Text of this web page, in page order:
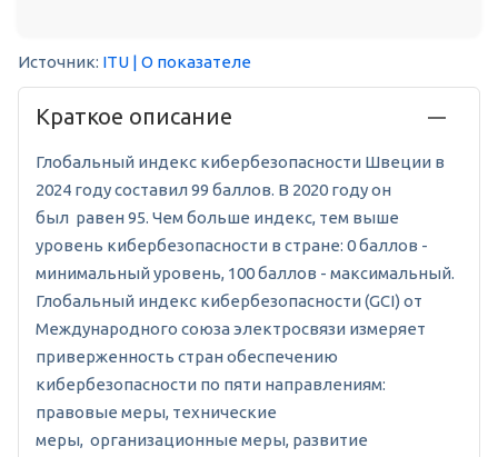
Источник: ITU | О показателе
Краткое описание
Глобальный индекс кибербезопасности Швеции в
2024 году составил 99 баллов. В 2020 году он
был равен 95. Чем больше индекс, тем выше
уровень кибербезопасности в стране: 0 баллов -
минимальный уровень, 100 баллов - максимальный.
Глобальный индекс кибербезопасности (GCI) от
Международного союза электросвязи измеряет
приверженность стран обеспечению
кибербезопасности по пяти направлениям:
правовые меры, технические
меры, организационные меры, развитие